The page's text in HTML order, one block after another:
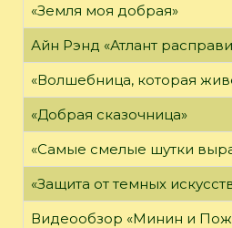
«Земля моя добрая»
Айн Рэнд «Атлант
«Волшебница, которая
«Добрая сказочница»
«Самые смелые шутки
«Защита от темных
Видеообзор «Минин и